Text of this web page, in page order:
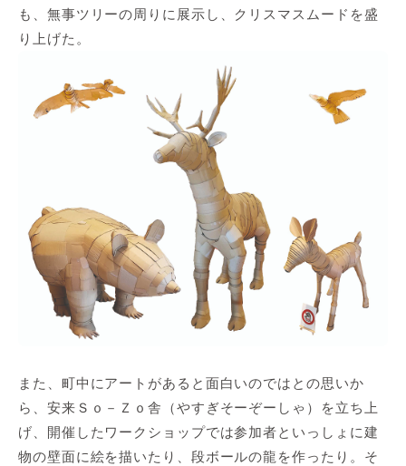
も、無事ツリーの周りに展示し、クリスマスムードを盛
り上げた。
また、町中にアートがあると面白いのではとの思いか
ら、安来Ｓｏ－Ｚｏ舎（やすぎそーぞーしゃ）を立ち上
げ、開催したワークショップでは参加者といっしょに建
物の壁面に絵を描いたり、段ボールの龍を作ったり。そ